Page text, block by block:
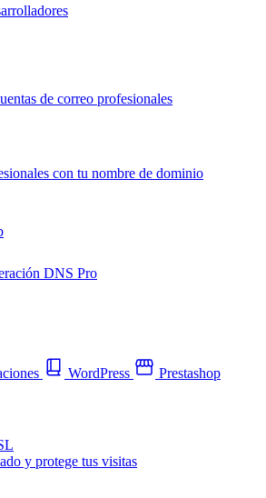
de correo profesionales
con tu nombre de dominio
DNS Pro
WordPress Prestashop
y protege tus visitas